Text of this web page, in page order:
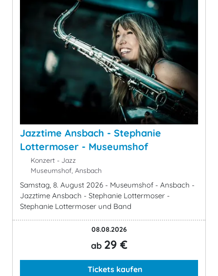
Jazztime Ansbach - Stephanie
Lottermoser - Museumshof
Konzert - Jazz
Museumshof, Ansbach
Samstag, 8. August 2026 - Museumshof - Ansbach -
Jazztime Ansbach - Stephanie Lottermoser -
Stephanie Lottermoser und Band
08.08.2026
ab 29 €
Tickets kaufen